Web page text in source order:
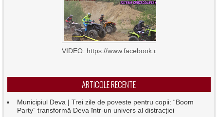
VIDEO: https://www.facebook.com/
ARTICOLE RECENTE
Municipiul Deva | Trei zile de poveste pentru copii: “Boom
Party” transformă Deva într-un univers al distracției